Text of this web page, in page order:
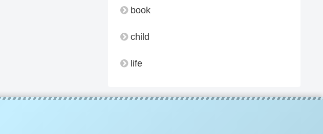
book
child
life